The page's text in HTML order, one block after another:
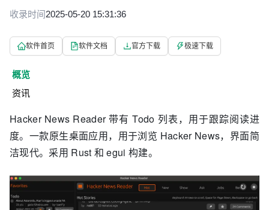
收录时间2025-05-20 15:31:36
软件首页 软件文档 官方下载 极速下载
概览
资讯
Hacker News Reader 带有 Todo 列表，用于跟踪阅读进
度。 一款原生桌面应用，用于浏览 Hacker News，界面简
洁现代。采用 Rust 和 egui 构建。